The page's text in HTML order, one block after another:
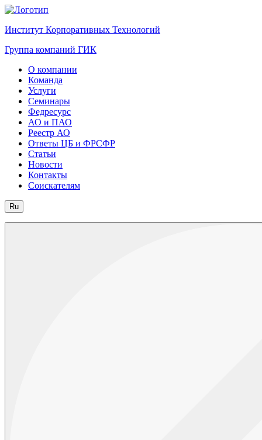
Институт Корпоративных Технологий
Группа компаний ГИК
О компании
Команда
Услуги
Семинары
Федресурс
АО и ПАО
Реестр АО
Ответы ЦБ и ФРСФР
Статьи
Новости
Контакты
Соискателям
Ru